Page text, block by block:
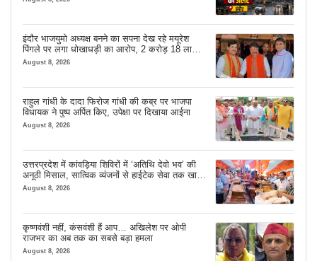
इंदौर भाजयुमो अध्यक्ष बनने का सपना देख रहे मयूरेश
पिंगले पर लगा धोखाधड़ी का आरोप, 2 करोड़ 18 लाख
लेने के बाद भी नहीं दिया जमीन का कब्जा
August 8, 2026
राहुल गांधी के दादा फिरोज गांधी की कब्र पर भाजपा
विधायक ने पुष्प अर्पित किए, उपेक्षा पर दिखाया आईना
August 8, 2026
उत्तरप्रदेश में कांवड़िया शिविरों में ‘अतिथि देवो भव’ की
अनूठी मिसाल, सात्विक व्यंजनों से हाईटेक सेवा तक खास
इंतजाम
August 8, 2026
कृष्णवंशी नहीं, कंसवंशी हैं आप… अखिलेश पर ओपी
राजभर का अब तक का सबसे बड़ा हमला
August 8, 2026